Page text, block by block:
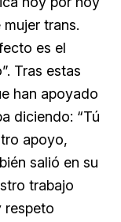
trans.
es el
Tras estas
han apoyado
diciendo: “Tú
apoyo,
salió en su
trabajo
respeto